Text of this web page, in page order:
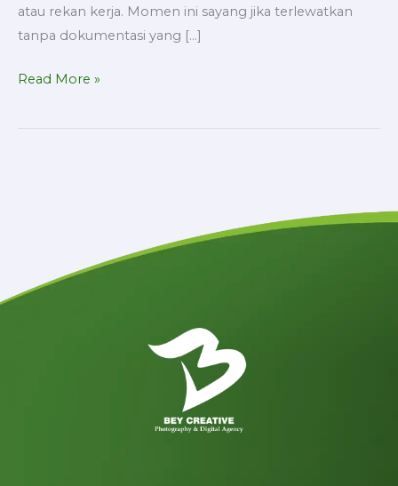
atau rekan kerja. Momen ini sayang jika terlewatkan
tanpa dokumentasi yang […]
Read More »